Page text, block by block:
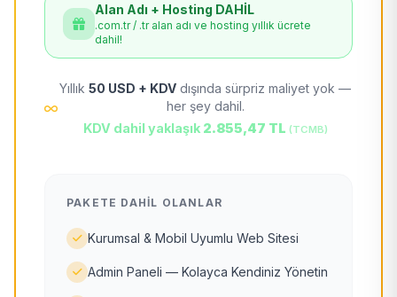
Alan Adı + Hosting DAHİL
.com.tr / .tr alan adı ve hosting yıllık ücrete
dahil!
Yıllık 50 USD + KDV dışında sürpriz maliyet yok —
her şey dahil.
KDV dahil yaklaşık 2.855,47 TL (TCMB)
PAKETE DAHIL OLANLAR
Kurumsal & Mobil Uyumlu Web Sitesi
Admin Paneli — Kolayca Kendiniz Yönetin